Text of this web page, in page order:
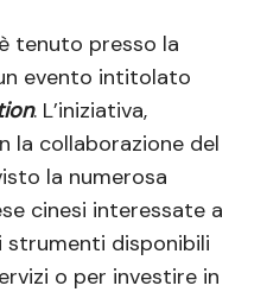
tenuto presso la
evento intitolato
. L’iniziativa,
la collaborazione del
la numerosa
cinesi interessate a
strumenti disponibili
o per investire in